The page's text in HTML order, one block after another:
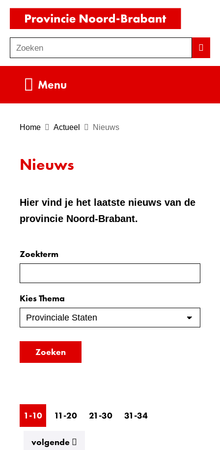
Ga
de
inhoud
o
e
Zoeken
Menu
Home Actueel Nieuws
Nieuws
Hier vind je het laatste nieuws van de
provincie Noord-Brabant.
Zoeken
de
index
Zoeken
de
index
Zoekterm
Kies Thema
Zoeken
1-10 11-20 21-30 31-34
volgenderesultaten